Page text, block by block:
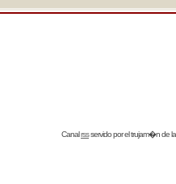
Canalrssservido por eltrujam�nde